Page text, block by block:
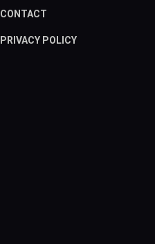
CONTACT
PRIVACY POLICY